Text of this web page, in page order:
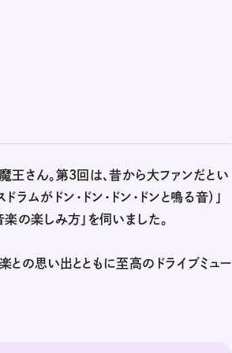
さん。第3回は、昔から大ファンだとい
ムがドン・ドン・ドン・ドンと鳴る音）」
の楽しみ方」を伺いました。
の思い出とともに至高のドライブミュー